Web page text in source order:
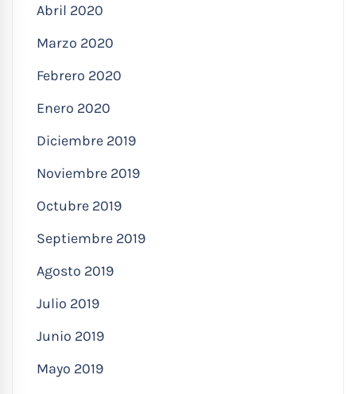
Abril 2020
Marzo 2020
Febrero 2020
Enero 2020
Diciembre 2019
Noviembre 2019
Octubre 2019
Septiembre 2019
Agosto 2019
Julio 2019
Junio 2019
Mayo 2019